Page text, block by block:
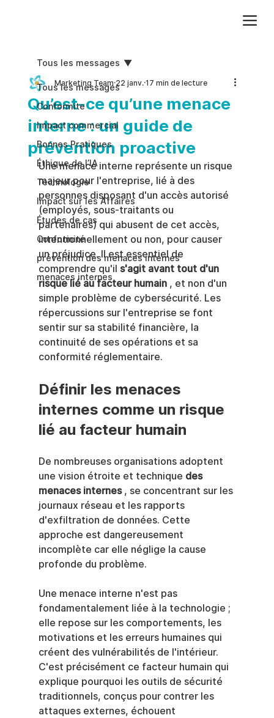
Tous les messages
Conformite
Impact commercial
Bonnes Pratiques
Éthique de l’IA
Technologie
Impact sur les Affaires
Études de cas
Conformité
prévention des menaces internes
menaces internes
Tous les messages
Qu’est-ce qu’une menace
interne : un guide de
prévention proactive
Marketing Team 22 janv. 17 min de lecture
Une menace interne représente un risque
majeur pour l'entreprise, lié à des
personnes disposant d'un accès autorisé
(employés, sous-traitants ou
partenaires) qui abusent de cet accès,
intentionnellement ou non, pour causer
un préjudice. Il est essentiel de
comprendre qu'il s'agit avant tout d'un
risque lié au facteur humain , et non d'un
simple problème de cybersécurité. Les
répercussions sur l'entreprise se font
sentir sur sa stabilité financière, la
continuité de ses opérations et sa
conformité réglementaire.
Définir les menaces
internes comme un risque
lié au facteur humain
De nombreuses organisations adoptent
une vision étroite et technique des
menaces internes , se concentrant sur les
journaux réseau et les rapports
d'exfiltration de données. Cette
approche est dangereusement
incomplète car elle néglige la cause
profonde du problème.
Une menace interne n'est pas
fondamentalement liée à la technologie ;
elle repose sur les comportements, les
motivations et les erreurs humaines qui
créent des vulnérabilités de l'intérieur.
C'est précisément ce facteur humain qui
explique pourquoi les outils de sécurité
traditionnels, conçus pour contrer les
attaques externes, échouent